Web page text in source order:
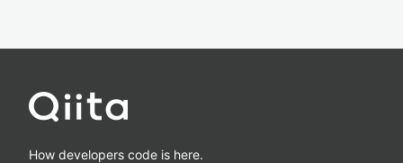
How developers code is here.